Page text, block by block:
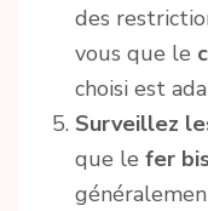
des
vous que le
choisi est
Surveillez
que le fer